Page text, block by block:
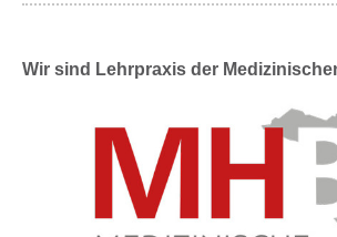
Wir sind Lehrpraxis der